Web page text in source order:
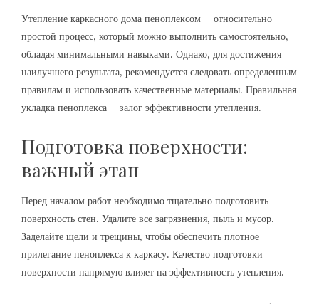
Утепление каркасного дома пеноплексом – относительно
простой процесс‚ который можно выполнить самостоятельно‚
обладая минимальными навыками. Однако‚ для достижения
наилучшего результата‚ рекомендуется следовать определенным
правилам и использовать качественные материалы. Правильная
укладка пеноплекса – залог эффективности утепления.
Подготовка поверхности:
важный этап
Перед началом работ необходимо тщательно подготовить
поверхность стен. Удалите все загрязнения‚ пыль и мусор.
Заделайте щели и трещины‚ чтобы обеспечить плотное
прилегание пеноплекса к каркасу. Качество подготовки
поверхности напрямую влияет на эффективность утепления.